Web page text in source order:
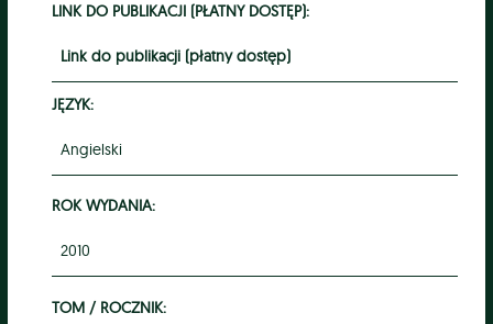
LINK DO PUBLIKACJI (PŁATNY DOSTĘP):
Link do publikacji (płatny dostęp)
JĘZYK:
Angielski
ROK WYDANIA:
2010
TOM / ROCZNIK: